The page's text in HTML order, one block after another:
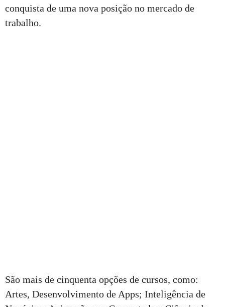
conquista de uma nova posição no mercado de
trabalho.
São mais de cinquenta opções de cursos, como:
Artes, Desenvolvimento de Apps; Inteligência de